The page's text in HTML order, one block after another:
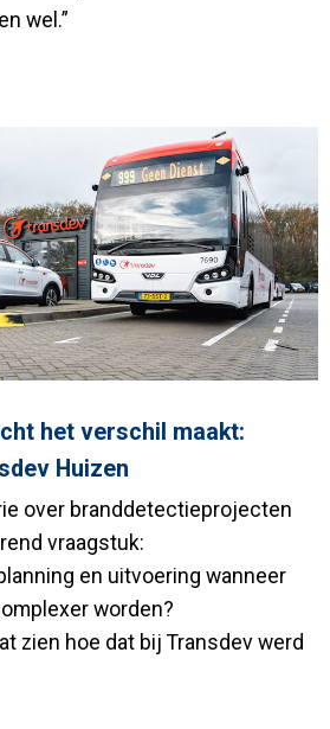
wel.”
het verschil maakt:
Huizen
over branddetectieprojecten
vraagstuk:
en uitvoering wanneer
worden?
zien hoe dat bij Transdev werd